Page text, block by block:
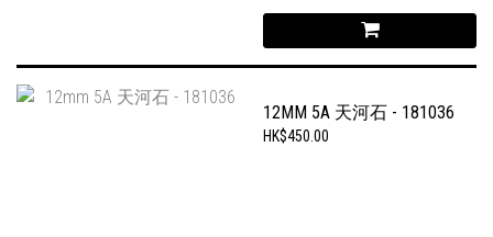
12MM 5A 天河石 - 181036
HK$450.00